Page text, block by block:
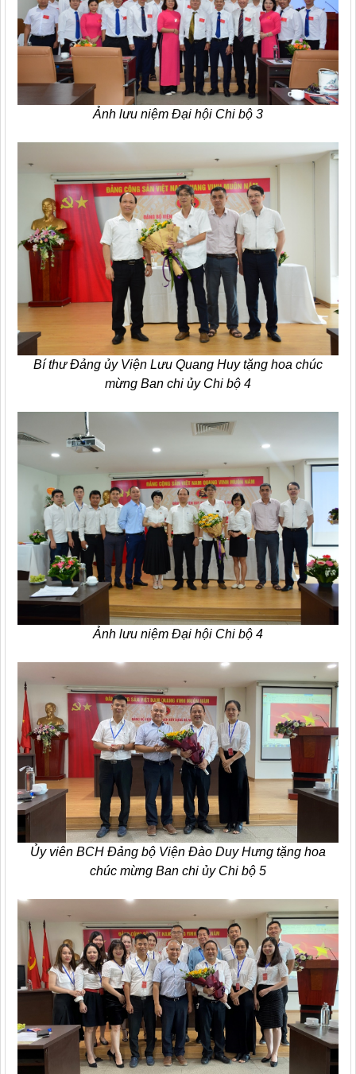
Ảnh lưu niệm Đại hội Chi bộ 3
Bí thư Đảng ủy Viện Lưu Quang Huy tặng hoa chúc
mừng Ban chi ủy Chi bộ 4
Ảnh lưu niệm Đại hội Chi bộ 4
Ủy viên BCH Đảng bộ Viện Đào Duy Hưng tặng hoa
chúc mừng Ban chi ủy Chi bộ 5